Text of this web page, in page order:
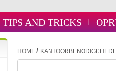
TIPS AND TRICKS
HOME /